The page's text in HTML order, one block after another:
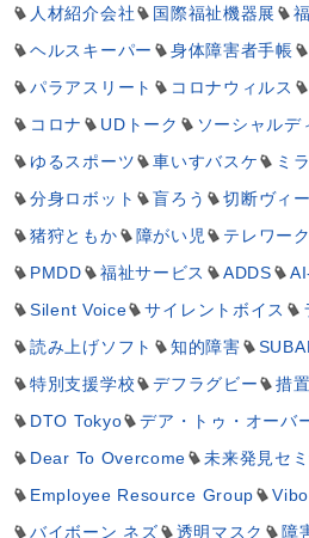
人材紹介会社
国際福祉機器展
ヘルスキーパー
身体障害者手帳
パラアスリート
コロナウィルス
コロナ
UDトーク ソーシャルデ
ゆるスポーツ
車いすバスケ ミ
分身ロボット
盲ろう 切断ヴィ
猪狩ともか
障がい児 テレワーク
PMDD
福祉サービス ADDS
Silent Voice
サイレントボイス
読み上げソフト
知的障害
特別支援学校
デフラグビー 措
DTO Tokyo
デア・トゥ・オーバ
Dear To Overcome
未来発見セ
Employee Resource Group
バイボーン ネズ
透明マスク 障